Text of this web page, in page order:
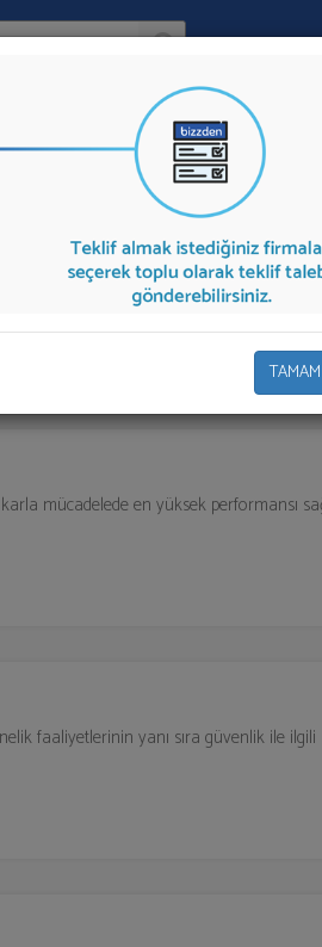
TAMAM
Firma Ekle
Kışla Mücadele Ekipmanlarıteklifi
aktarabilirsiniz.
mücadelede en yüksek performansı
faaliyetlerinin yanı sıra güvenlik ile ilgili